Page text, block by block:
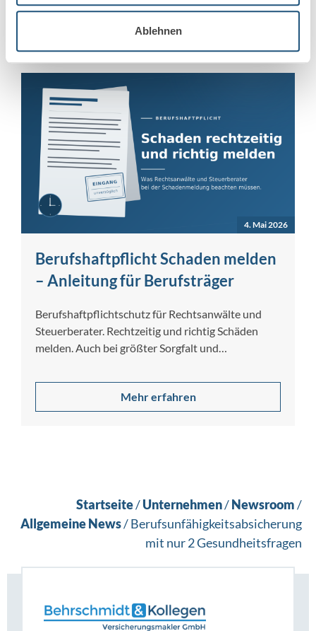
Ablehnen
Mehr erfahren
4. Mai 2026
Berufshaftpflicht Schaden melden
– Anleitung für Berufsträger
Berufshaftpflichtschutz für Rechtsanwälte und
Steuerberater. Rechtzeitig und richtig Schäden
melden. Auch bei größter Sorgfalt und
[…]
Mehr erfahren
Startseite/Unternehmen/Newsroom/
Allgemeine News/Berufsunfähigkeitsabsicherung
mit nur 2 Gesundheitsfragen